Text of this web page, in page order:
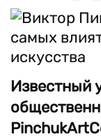
Известный